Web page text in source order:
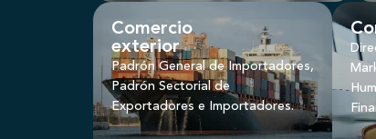
Comercio
exterior
Padrón General de Importadores,
Padrón Sectorial de
Exportadores e Importadores.